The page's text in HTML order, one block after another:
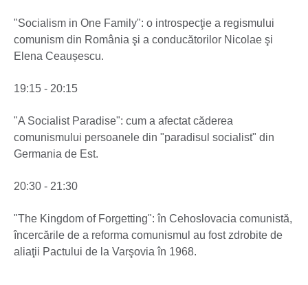
"Socialism in One Family": o introspecţie a regismului
comunism din România şi a conducătorilor Nicolae şi
Elena Ceaușescu.
19:15 - 20:15
"A Socialist Paradise": cum a afectat căderea
comunismului persoanele din "paradisul socialist" din
Germania de Est.
20:30 - 21:30
"The Kingdom of Forgetting": în Cehoslovacia comunistă,
încercările de a reforma comunismul au fost zdrobite de
aliaţii Pactului de la Varşovia în 1968.